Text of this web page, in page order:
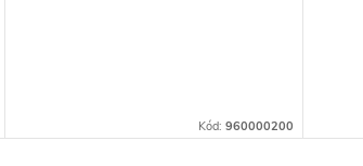
Kód: 960000200